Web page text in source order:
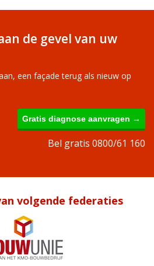
de gevel van uw
een façade terug als nieuw op
Gratis diagnose aanvragen →
Bel gratis 0800/61 160
volgende federaties